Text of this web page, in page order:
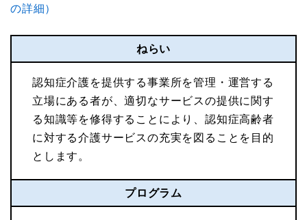
の詳細）
ねらい
認知症介護を提供する事業所を管理・運営する
立場にある者が、適切なサービスの提供に関す
る知識等を修得することにより、認知症高齢者
に対する介護サービスの充実を図ることを目的
とします。
プログラム